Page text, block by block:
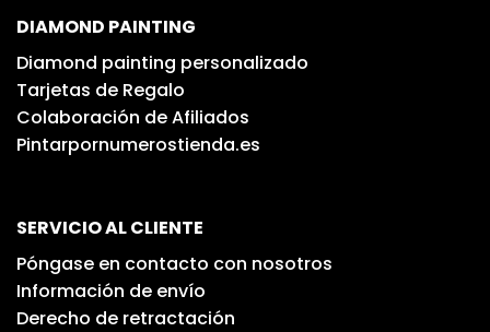
DIAMOND PAINTING
Diamond painting personalizado
Tarjetas de Regalo
Colaboración de Afiliados
Pintarpornumerostienda.es
SERVICIO AL CLIENTE
Póngase en contacto con nosotros
Información de envío
Derecho de retractación